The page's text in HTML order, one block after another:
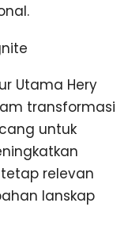
Utama Hery
transformasi
untuk
relevan
lanskap